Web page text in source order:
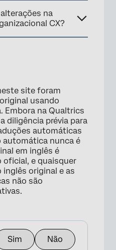
na
CX?
site foram
usando
Embora na Qualtrics
diligência prévia para
automáticas
automática nunca é
em inglês é
oficial, e quaisquer
original e as
não são
Sim Não